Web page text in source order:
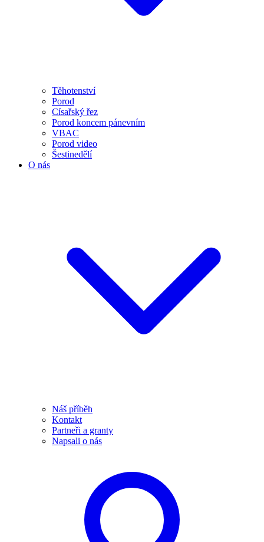
Těhotenství
Porod
Císařský řez
Porod koncem pánevním
VBAC
Porod video
Šestinedělí
O nás
Náš příběh
Kontakt
Partneři a granty
Napsali o nás